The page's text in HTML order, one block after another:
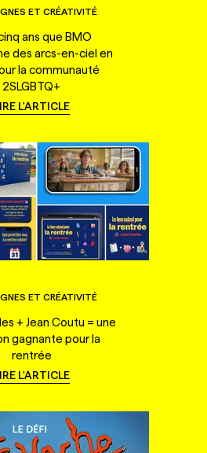
ET CRÉATIVITÉ
ans que BMO
des arcs-en-ciel en
la communauté
2SLGBTQ+
L'ARTICLE
ET CRÉATIVITÉ
+ Jean Coutu = une
gagnante pour la
rentrée
L'ARTICLE